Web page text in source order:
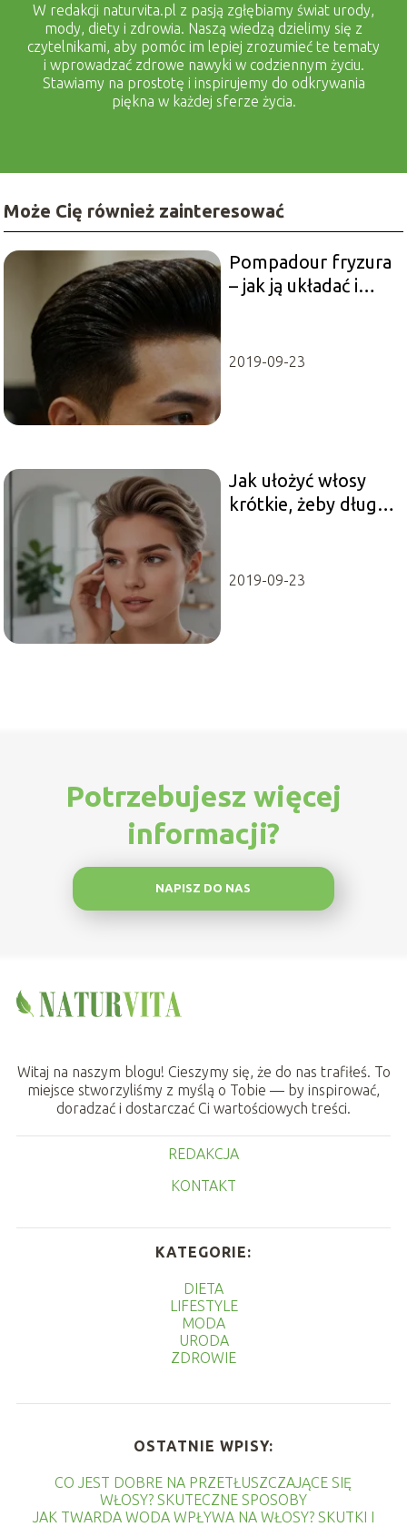
W redakcji naturvita.pl z pasją zgłębiamy świat urody,
mody, diety i zdrowia. Naszą wiedzą dzielimy się z
czytelnikami, aby pomóc im lepiej zrozumieć te tematy
i wprowadzać zdrowe nawyki w codziennym życiu.
Stawiamy na prostotę i inspirujemy do odkrywania
piękna w każdej sferze życia.
Może Cię również zainteresować
Pompadour fryzura
– jak ją układać i
2019-09-23
Jak ułożyć włosy
krótkie, żeby długo
2019-09-23
Potrzebujesz więcej
informacji?
NAPISZ DO NAS
Witaj na naszym blogu! Cieszymy się, że do nas trafiłeś. To
miejsce stworzyliśmy z myślą o Tobie — by inspirować,
doradzać i dostarczać Ci wartościowych treści.
REDAKCJA
KONTAKT
KATEGORIE:
DIETA
LIFESTYLE
MODA
URODA
ZDROWIE
OSTATNIE WPISY:
CO JEST DOBRE NA PRZETŁUSZCZAJĄCE SIĘ
WŁOSY? SKUTECZNE SPOSOBY
JAK TWARDA WODA WPŁYWA NA WŁOSY? SKUTKI I